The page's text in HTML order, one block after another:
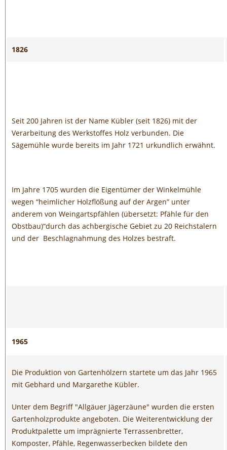
1826
Seit 200 Jahren ist der Name Kübler (seit 1826) mit der
Verarbeitung des Werkstoffes Holz verbunden. Die
Sägemühle wurde bereits im Jahr 1721 urkundlich erwähnt.
Im Jahre 1705 wurden die Eigentümer der Winkelmühle
wegen “heimlicher Holzflößung auf der Argen” unter
anderem von Weingartspfählen (übersetzt: Pfähle für den
Obstbau)“durch das achbergische Gebiet zu 20 Reichstalern
und der Beschlagnahmung des Holzes bestraft.
1965
Die Produktion von Gartenhölzern startete um das Jahr 1965
mit Gebhard und Margarethe Kübler.
Unter dem Begriff "Allgäuer Jägerzäune" wurden die ersten
Gartenholzprodukte angeboten. Die Weiterentwicklung der
Produktpalette um imprägnierte Terrassenbretter,
Komposter, Pfähle, Regenwasserbecken bildete den